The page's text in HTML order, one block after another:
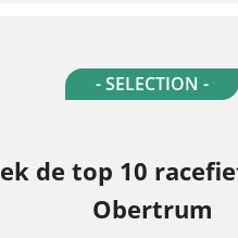
- SELECTION -
de top 10
Obertrum